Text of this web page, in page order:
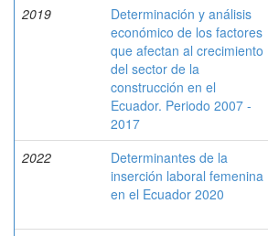
2019
Determinación y análisis
económico de los factores
que afectan al crecimiento
del sector de la
construcción en el
Ecuador. Periodo 2007 -
2017
2022
Determinantes de la
inserción laboral femenina
en el Ecuador 2020